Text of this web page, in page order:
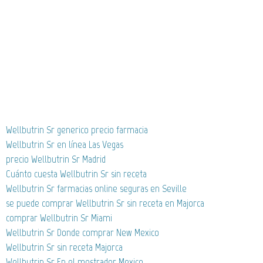
Wellbutrin Sr generico precio farmacia
Wellbutrin Sr en línea Las Vegas
precio Wellbutrin Sr Madrid
Cuánto cuesta Wellbutrin Sr sin receta
Wellbutrin Sr farmacias online seguras en Seville
se puede comprar Wellbutrin Sr sin receta en Majorca
comprar Wellbutrin Sr Miami
Wellbutrin Sr Donde comprar New Mexico
Wellbutrin Sr sin receta Majorca